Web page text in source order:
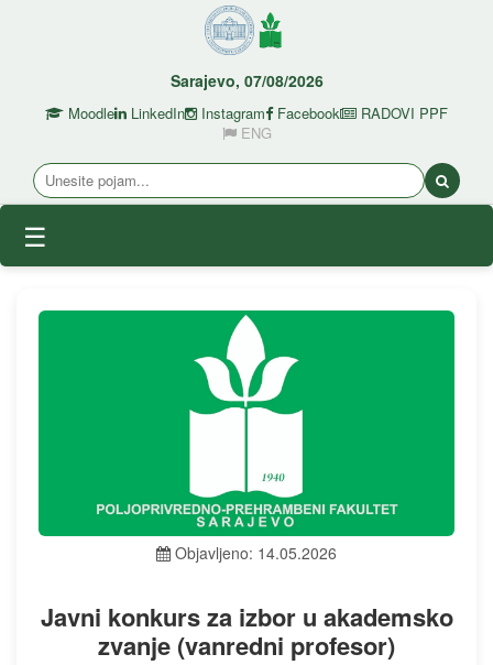
Sarajevo, 07/08/2026
Moodle LinkedIn Instagram Facebook
RADOVI PPF
ENG
☰
Objavljeno: 14.05.2026
Javni konkurs za izbor u akademsko
zvanje (vanredni profesor)